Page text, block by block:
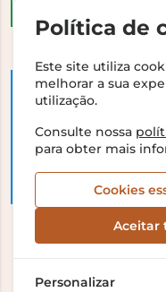
Política de
Este site utiliza
melhorar a sua
utilização.
Consulte nossa
para obter mais
Cookies
Aceitar
Personalizar